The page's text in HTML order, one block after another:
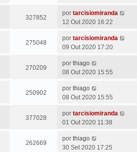
327852
por tarcisiomiranda
12 Out 2020 16:22
275048
por tarcisiomiranda
09 Out 2020 17:20
270209
por thiago
08 Out 2020 15:55
250902
por thiago
08 Out 2020 15:55
377028
por tarcisiomiranda
01 Out 2020 11:38
262669
por thiago
30 Set 2020 17:25